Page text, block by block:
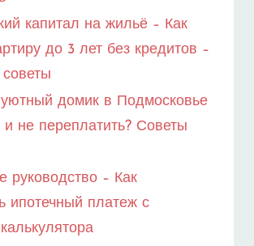
капитал на жильё – Как
до 3 лет без кредитов –
уютный домик в Подмосковье
и не переплатить? Советы
руководство – Как
ипотечный платеж с